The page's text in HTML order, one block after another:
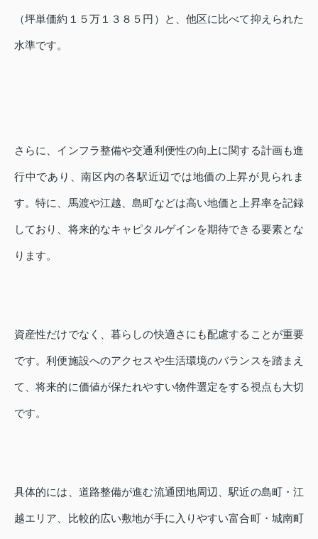
（坪単価約１５万１３８５円）と、他区に比べて抑えられた
水準です。
さらに、インフラ整備や交通利便性の向上に関する計画も進
行中であり、南区内の各駅近辺では地価の上昇が見られま
す。特に、馬渡や江越、島町などは高い地価と上昇率を記録
しており、将来的なキャピタルゲインを期待できる要素とな
ります。
資産性だけでなく、暮らしの快適さにも配慮することが重要
です。利便施設へのアクセスや生活環境のバランスを踏まえ
て、将来的に価値が保たれやすい物件選定をする視点も大切
です。
具体的には、道路整備が進む流通団地周辺、駅近の島町・江
越エリア、比較的広い敷地が手に入りやすい富合町・城南町